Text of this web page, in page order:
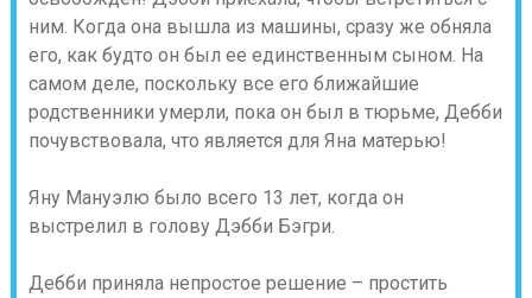
ним. Когда она вышла из машины, сразу же обняла
его, как будто он был ее единственным сыном. На
самом деле, поскольку все его ближайшие
родственники умерли, пока он был в тюрьме, Дебби
почувствовала, что является для Яна матерью!
Яну Мануэлю было всего 13 лет, когда он
выстрелил в голову Дэбби Бэгри.
Дебби приняла непростое решение – простить